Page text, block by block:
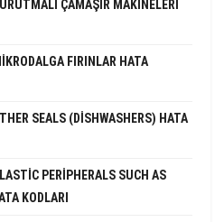
ÇAMAŞIR MAKINELERI
FIRINLAR HATA
SEALS (DISHWASHERS) HATA
PERIPHERALS SUCH AS
KODLARI